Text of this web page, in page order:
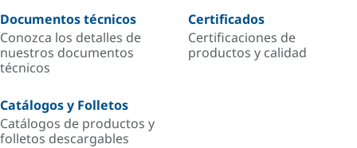
Documentos técnicos
Conozca los detalles de
nuestros documentos
técnicos
Certificados
Certificaciones de
productos y calidad
Catálogos y Folletos
Catálogos de productos y
folletos descargables